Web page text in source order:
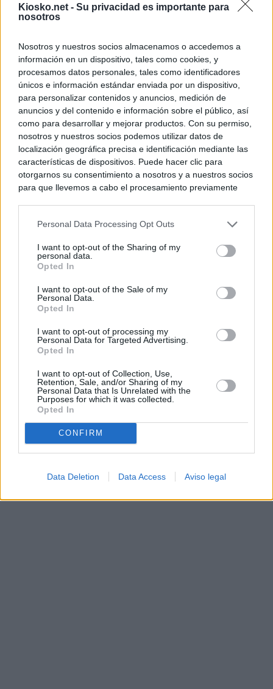
Kiosko.net - Su privacidad es importante para
nosotros
Nosotros y nuestros socios almacenamos o accedemos a
información en un dispositivo, tales como cookies, y
procesamos datos personales, tales como identificadores
únicos e información estándar enviada por un dispositivo,
para personalizar contenidos y anuncios, medición de
anuncios y del contenido e información sobre el público, así
como para desarrollar y mejorar productos. Con su permiso,
nosotros y nuestros socios podemos utilizar datos de
localización geográfica precisa e identificación mediante las
características de dispositivos. Puede hacer clic para
otorgarnos su consentimiento a nosotros y a nuestros socios
para que llevemos a cabo el procesamiento previamente
negar su consentimiento. Tenga en cuenta que algún
de su consentimiento, pero usted tiene el derecho de
rechazar tal procesamiento. Sus preferencias se aplicarán
cualquier momento entrando de nuevo en este sitio web o
visitando nuestra política de privacidad.
Personal Data Processing Opt Outs
I want to opt-out of the Sharing of my
personal data.
Opted In
I want to opt-out of the Sale of my
Personal Data.
Opted In
I want to opt-out of processing my
Personal Data for Targeted Advertising.
Opted In
I want to opt-out of Collection, Use,
Retention, Sale, and/or Sharing of my
Personal Data that Is Unrelated with the
Purposes for which it was collected.
Opted In
CONFIRM
Data Deletion Data Access Aviso legal